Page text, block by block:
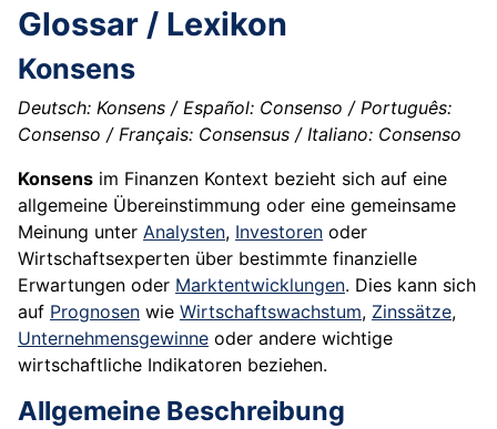
Glossar / Lexikon
Konsens
Deutsch: Konsens / Español: Consenso / Português:
Consenso / Français: Consensus / Italiano: Consenso
Konsens im Finanzen Kontext bezieht sich auf eine
allgemeine Übereinstimmung oder eine gemeinsame
Meinung unter Analysten, Investoren oder
Wirtschaftsexperten über bestimmte finanzielle
Erwartungen oder Marktentwicklungen. Dies kann sich
auf Prognosen wie Wirtschaftswachstum, Zinssätze,
Unternehmensgewinne oder andere wichtige
wirtschaftliche Indikatoren beziehen.
Allgemeine Beschreibung